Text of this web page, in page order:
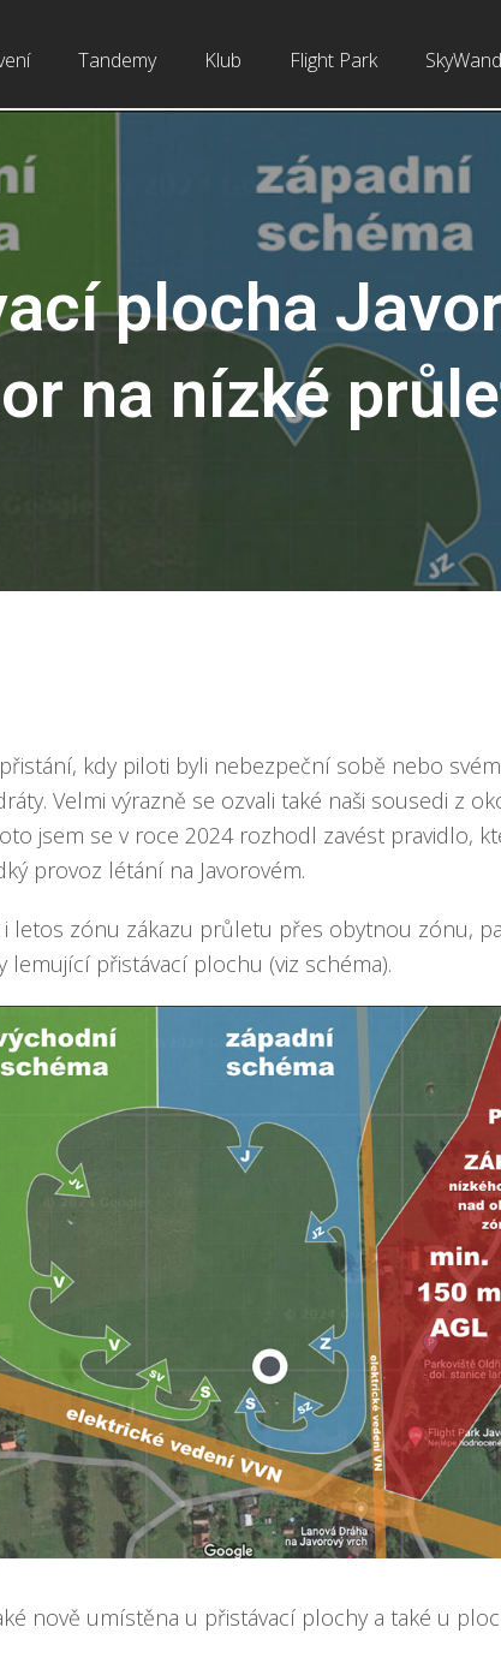
Tandemy Klub Flight Park
plocha
na nízké
kdy piloti byli nebezpeční sobě nebo
Velmi výrazně se ozvali také naši sousedi z
jsem se v roce 2024 rozhodl zavést pravidlo,
provoz létání na Javorovém.
letos zónu zákazu průletu přes obytnou zónu,
přistávací plochu (viz schéma).
nově umístěna u přistávací plochy a také u